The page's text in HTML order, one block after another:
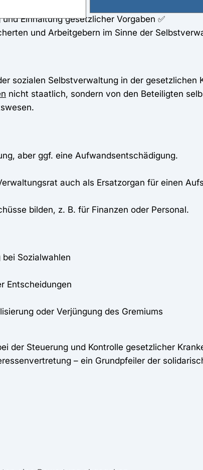
Einhaltung gesetzlicher Vorgaben ✅
und Arbeitgebern im Sinne der
sozialen Selbstverwaltung in der gesetzlichen
nicht staatlich, sondern von den Beteiligten
aber ggf. eine Aufwandsentschädigung.
auch als Ersatzorgan für einen
bilden, z. B. für Finanzen oder Personal.
Sozialwahlen
Entscheidungen
oder Verjüngung des Gremiums
der Steuerung und Kontrolle gesetzlicher
– ein Grundpfeiler der